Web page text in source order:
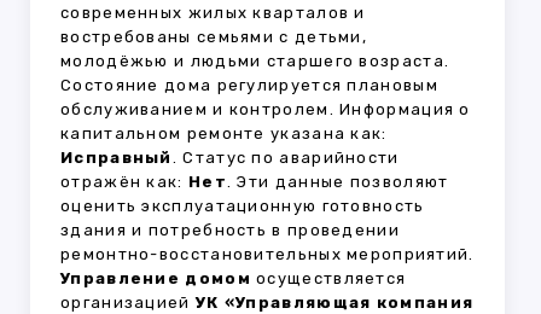
современных жилых кварталов и
востребованы семьями с детьми,
молодёжью и людьми старшего возраста.
Состояние дома регулируется плановым
обслуживанием и контролем. Информация о
капитальном ремонте указана как:
Исправный . Статус по аварийности
отражён как: Нет. Эти данные позволяют
оценить эксплуатационную готовность
здания и потребность в проведении
ремонтно-восстановительных мероприятий.
Управление домом осуществляется
организациейУК «Управляющая компания